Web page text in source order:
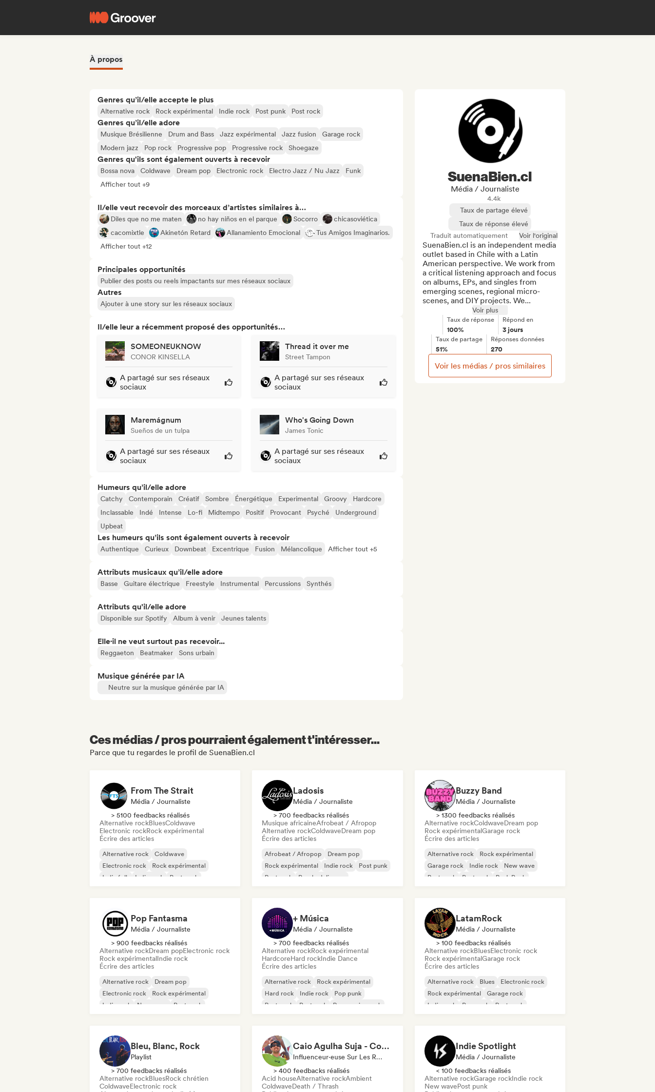
À propos
Genres qu’il/elle accepte le plus
Alternative rock Rock expérimental Indie rock Post punk Post rock
Genres qu’il/elle adore
Musique Brésilienne Drum and Bass Jazz expérimental Jazz fusion
Garage rock
Modern jazz
Pop rock Progressive pop Progressive rock Shoegaze
Genres qu'ils sont également ouverts à recevoir
Bossa nova Coldwave Dream pop Electronic rock Electro Jazz / Nu Jazz
Funk
Afficher tout +9
Il/elle veut recevoir des morceaux d’artistes similaires à…
Diles que no me maten no hay niños en el parque Socorro
chicasoviética
cacomixtle
Akinetón Retard Allanamiento Emocional
Tus Amigos Imaginarios.
Afficher tout +12
Principales opportunités
Publier des posts ou reels impactants sur mes réseaux sociaux
Autres
Ajouter à une story sur les réseaux sociaux
Il/elle leur a récemment proposé des opportunités…
SOMEONEUKNOW
CONOR KINSELLA
A partagé sur ses réseaux
sociaux
Thread it over me
Street Tampon
A partagé sur ses réseaux
sociaux
Maremágnum
Sueños de un tulpa
A partagé sur ses réseaux
sociaux
Who's Going Down
James Tonic
A partagé sur ses réseaux
sociaux
Humeurs qu’il/elle adore
Catchy Contemporain Créatif Sombre Énergétique Experimental Groovy
Hardcore
Inclassable
Indé Intense Lo-fi Midtempo Positif Provocant Psyché
Underground
Upbeat
Les humeurs qu’ils sont également ouverts à recevoir
Authentique Curieux Downbeat Excentrique Fusion Mélancolique Afficher tout +5
Attributs musicaux qu’il/elle adore
Basse Guitare électrique Freestyle Instrumental Percussions Synthés
Attributs qu'il/elle adore
Disponible sur Spotify Album à venir Jeunes talents
Elle·il ne veut surtout pas recevoir...
Reggaeton Beatmaker Sons urbain
Musique générée par IA
Neutre sur la musique générée par IA
SuenaBien.cl
Média / Journaliste
4.4k
Taux de partage élevé
Taux de réponse élevé
Traduit automatiquement
Voir l'original
SuenaBien.cl is an independent media
outlet based in Chile with a Latin
American perspective. We work from
a critical listening approach and focus
on albums, EPs, and singles from
emerging scenes, regional micro-
scenes, and DIY projects. We...
Voir plus
Taux de réponse
100%
Répond en
3 jours
Taux de partage
51%
Réponses données
270
Voir les médias / pros similaires
Ces médias / pros pourraient également t'intéresser...
Parce que tu regardes le profil de SuenaBien.cl
From The Strait
Média / Journaliste
> 5100 feedbacks réalisés
Alternative rockBluesColdwave
Electronic rockRock expérimental
Écrire des articles
Alternative rock
Coldwave
Electronic rock
Rock expérimental
Indie folk
Indie rock
Post punk
Ladosis
Média / Journaliste
> 700 feedbacks réalisés
Musique africaineAfrobeat / Afropop
Alternative rockColdwaveDream pop
Écrire des articles
Afrobeat / Afropop
Dream pop
Rock expérimental
Indie rock
Post punk
Post rock
Psychedelic pop
Buzzy Band
Média / Journaliste
> 1300 feedbacks réalisés
Alternative rockColdwaveDream pop
Rock expérimentalGarage rock
Écrire des articles
Alternative rock
Rock expérimental
Garage rock
Indie rock
New wave
Post punk
Post rock Punk Rock
Pop Fantasma
Média / Journaliste
> 900 feedbacks réalisés
Alternative rockDream popElectronic rock
Rock expérimentalIndie rock
Écrire des articles
Alternative rock
Dream pop
Electronic rock
Rock expérimental
Indie rock
New wave
Post punk
+ Música
Média / Journaliste
> 700 feedbacks réalisés
Alternative rockRock expérimental
HardcoreHard rockIndie Dance
Écrire des articles
Alternative rock
Rock expérimental
Hard rock
Indie rock
Pop punk
Post punk
Post rock Progressive rock
LatamRock
Média / Journaliste
> 100 feedbacks réalisés
Alternative rockBluesElectronic rock
Rock expérimentalGarage rock
Écrire des articles
Alternative rock Blues
Electronic rock
Rock expérimental
Garage rock
Indie rock
Pop punk Post punk
Bleu, Blanc, Rock
Playlist
> 700 feedbacks réalisés
Alternative rockBluesRock chrétien
ColdwaveElectronic rock
Caio Agulha Suja - Content Creator
Influenceur·euse Sur Les Réseaux Sociaux
> 400 feedbacks réalisés
Acid houseAlternative rockAmbient
ColdwaveDeath / Thrash
Indie Spotlight
Média / Journaliste
< 100 feedbacks réalisés
Alternative rockGarage rockIndie rock
New wavePost punk